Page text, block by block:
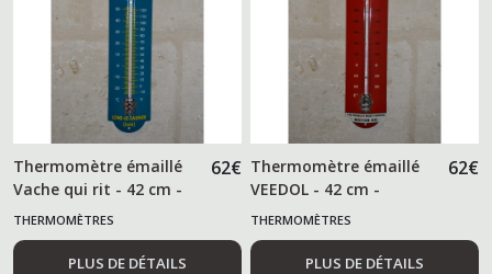
Thermomètre émaillé
Vache qui rit - 42 cm -
62€
THERMOMÈTRES
PLUS DE DÉTAILS
Thermomètre émaillé
VEEDOL - 42 cm -
62€
THERMOMÈTRES
PLUS DE DÉTAILS